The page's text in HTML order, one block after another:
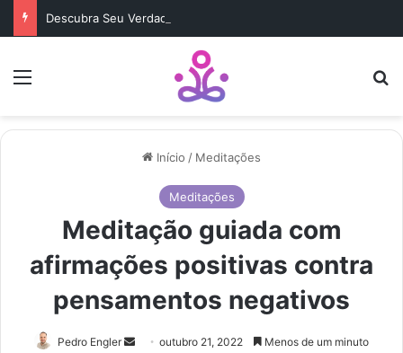
Menu
Início / Meditações
Meditações
Meditação guiada com
afirmações positivas contra
pensamentos negativos
Pedro Engler
Mandeoutubro 21, 2022 Menos de um minuto